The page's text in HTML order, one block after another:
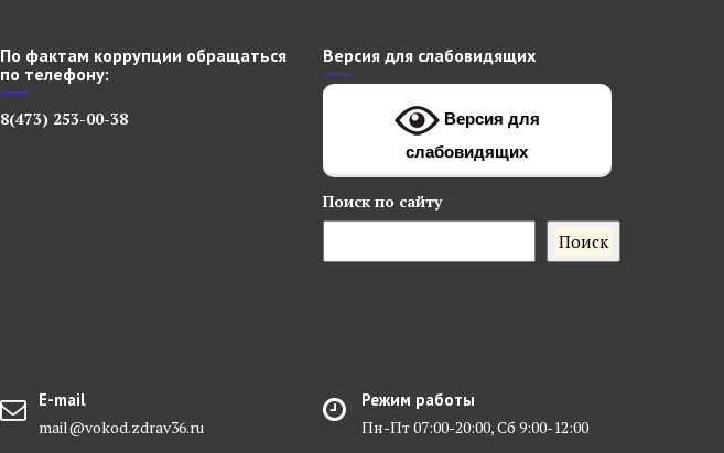
По фактам коррупции обращаться
по телефону:
8(473) 253-00-38
Версия для слабовидящих
Версия для
слабовидящих
Поискпо сайту
Поиск
E-mail
mail@vokod.zdrav36.ru
Режим работы
Пн-Пт 07:00-20:00, Сб 9:00-12:00